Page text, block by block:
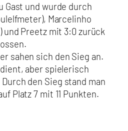
Gast und wurde durch
Marcelinho
und Preetz mit 3:0 zurück
sahen sich den Sieg an.
aber spielerisch
den Sieg stand man
Platz 7 mit 11 Punkten.